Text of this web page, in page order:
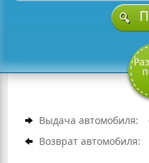
Выдача автомобиля:
Возврат автомобиля: